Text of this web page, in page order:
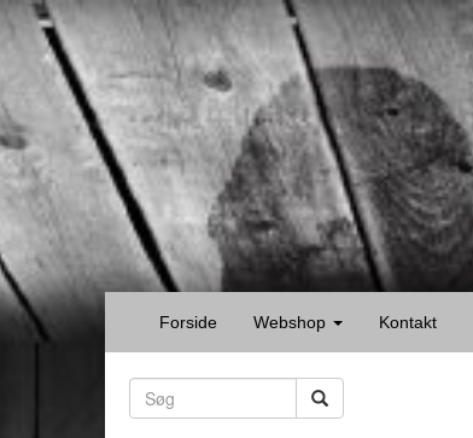
Forside Webshop Kontakt